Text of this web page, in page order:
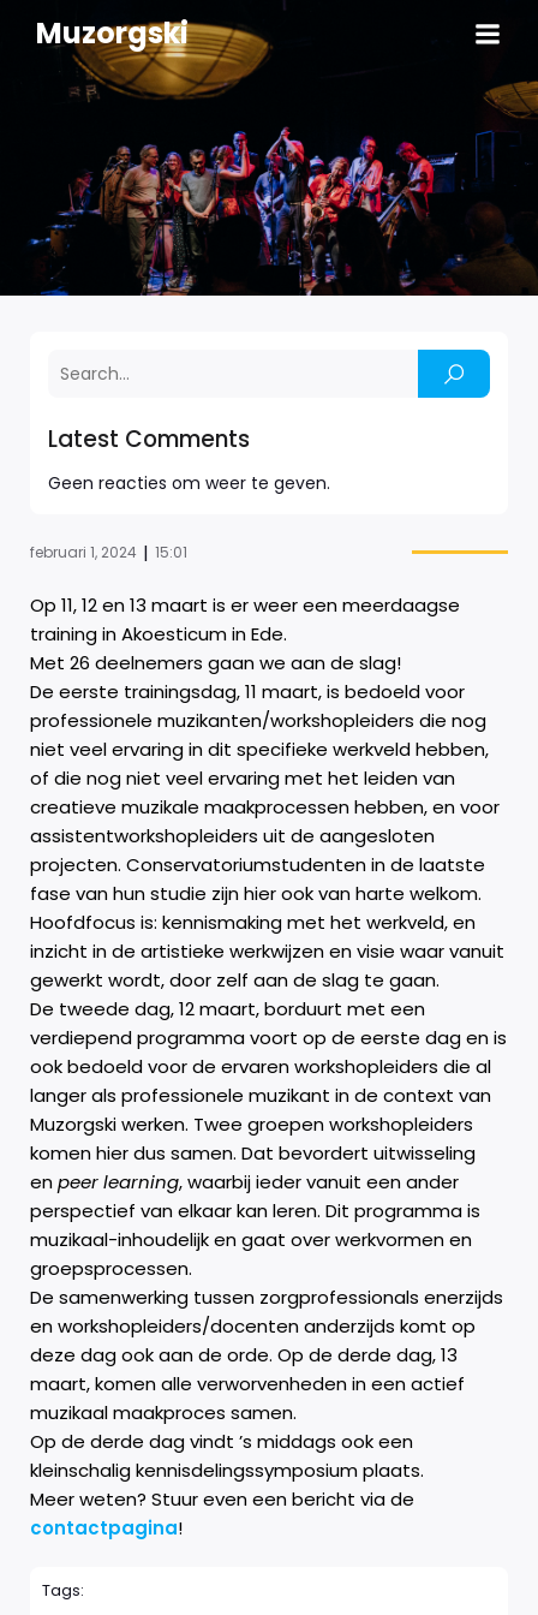
Muzorgski
Latest Comments
Geen reacties om weer te geven.
februari 1, 2024 | 15:01
Op 11, 12 en 13 maart is er weer een meerdaagse
training in Akoesticum in Ede.
Met 26 deelnemers gaan we aan de slag!
De eerste trainingsdag, 11 maart, is bedoeld voor
professionele muzikanten/workshopleiders die nog
niet veel ervaring in dit specifieke werkveld hebben,
of die nog niet veel ervaring met het leiden van
creatieve muzikale maakprocessen hebben, en voor
assistentworkshopleiders uit de aangesloten
projecten. Conservatoriumstudenten in de laatste
fase van hun studie zijn hier ook van harte welkom.
Hoofdfocus is: kennismaking met het werkveld, en
inzicht in de artistieke werkwijzen en visie waar vanuit
gewerkt wordt, door zelf aan de slag te gaan.
De tweede dag, 12 maart, borduurt met een
verdiepend programma voort op de eerste dag en is
ook bedoeld voor de ervaren workshopleiders die al
langer als professionele muzikant in de context van
Muzorgski werken. Twee groepen workshopleiders
komen hier dus samen. Dat bevordert uitwisseling
enpeer learning, waarbij ieder vanuit een ander
perspectief van elkaar kan leren. Dit programma is
muzikaal-inhoudelijk en gaat over werkvormen en
groepsprocessen.
De samenwerking tussen zorgprofessionals enerzijds
en workshopleiders/docenten anderzijds komt op
deze dag ook aan de orde. Op de derde dag, 13
maart, komen alle verworvenheden in een actief
muzikaal maakproces samen.
Op de derde dag vindt ’s middags ook een
kleinschalig kennisdelingssymposium plaats.
Meer weten? Stuur even een bericht via de
contactpagina!
Tags: